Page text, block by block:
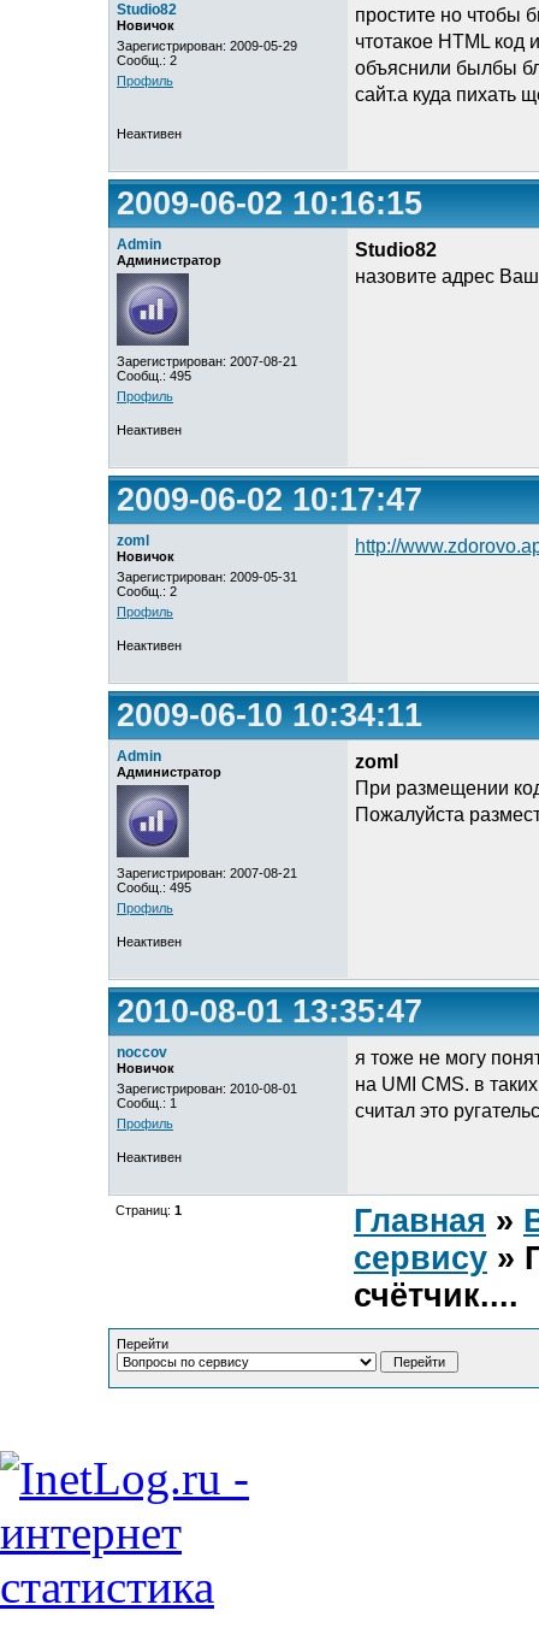
Studio82
Новичок
Зарегистрирован: 2009-05-29
Сообщ.: 2
Профиль
простите но чтобы
чтотакое HTML
объяснили былбы
сайт.а куда пихать
Неактивен
2009-06-02 10:16:15
Admin
Администратор
Зарегистрирован: 2007-08-21
Сообщ.: 495
Профиль
Studio82
назовите адрес
Неактивен
2009-06-02 10:17:47
zoml
Новичок
Зарегистрирован: 2009-05-31
Сообщ.: 2
Профиль
http://
Неактивен
2009-06-10 10:34:11
Admin
Администратор
Зарегистрирован: 2007-08-21
Сообщ.: 495
Профиль
zoml
При размещении
Пожалуйста
Неактивен
2010-08-01 13:35:47
noccov
Новичок
Зарегистрирован: 2010-08-01
Сообщ.: 1
Профиль
я тоже не могу
на UMI CMS. в
считал это
Неактивен
Страниц: 1 Главная »
сервису »
счётчик....
Перейти